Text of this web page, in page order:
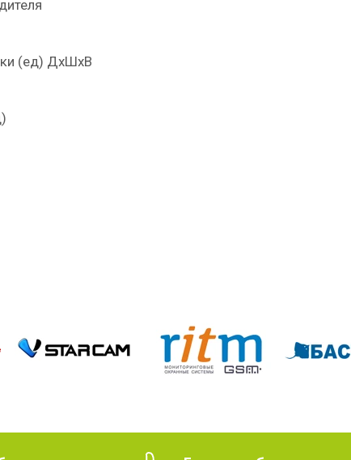
(ед) ДхШхВ